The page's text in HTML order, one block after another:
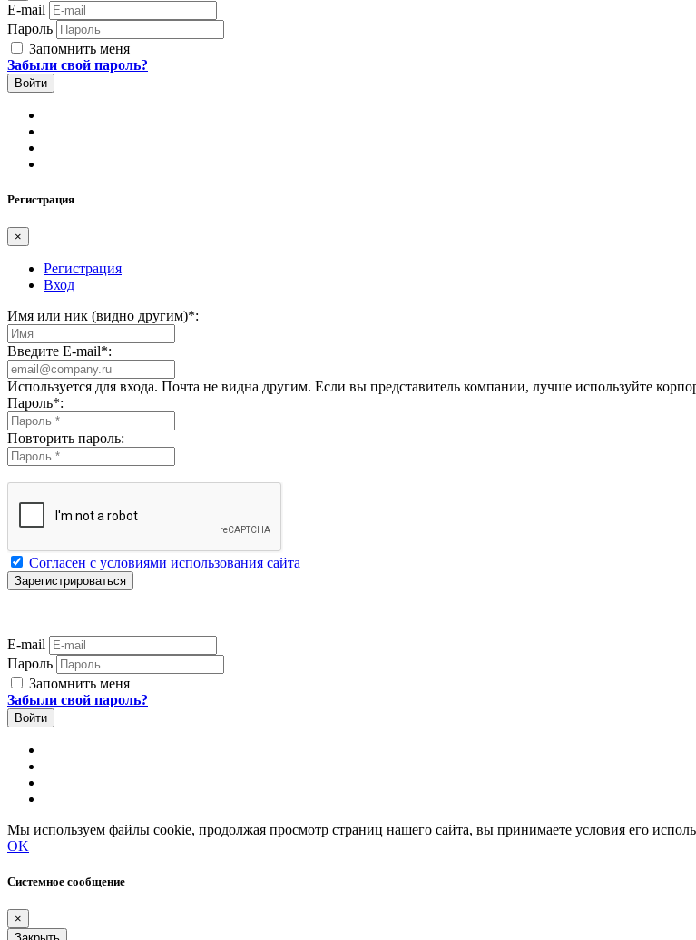
E-mail
Пароль
Запомнить меня
Забыли свой пароль?
Регистрация
×
Регистрация
Вход
Имя или ник (видно другим)*:
Введите E-mail*:
Используется для входа. Почта не видна другим. Если вы представитель компании, лучше используйте
Пароль*:
Повторить пароль:
Согласен с условиями использования сайта
E-mail
Пароль
Запомнить меня
Забыли свой пароль?
Мы используем файлы cookie, продолжая просмотр страниц нашего сайта, вы принимаете условия его
OK
Системное сообщение
×